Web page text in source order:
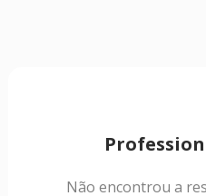
Não encontrou a